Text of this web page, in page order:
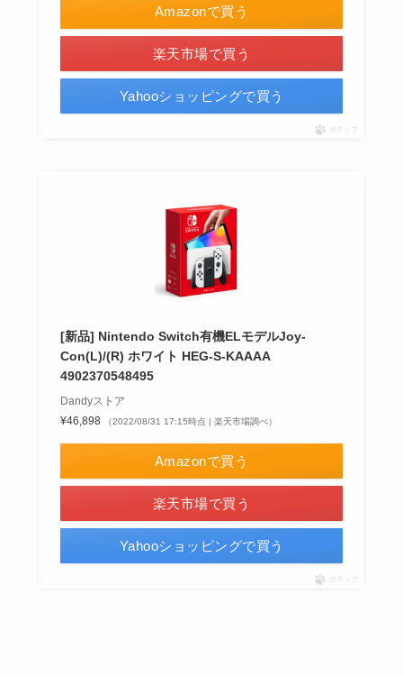
Amazonで買う
楽天市場で買う
Yahooショッピングで買う
ポチップ
[新品] Nintendo Switch有機ELモデルJoy-
Con(L)/(R) ホワイト HEG-S-KAAAA
4902370548495
Dandyストア
¥46,898
（2022/08/31 17:15時点 | 楽天市場調べ）
Amazonで買う
楽天市場で買う
Yahooショッピングで買う
ポチップ